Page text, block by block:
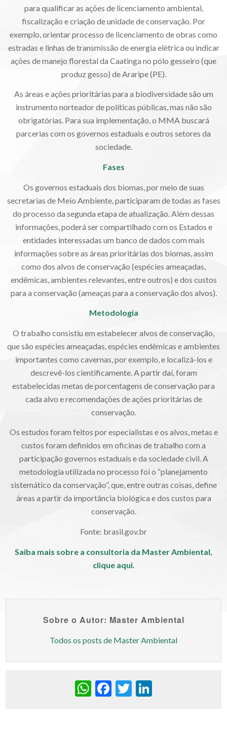
para qualificar as ações de licenciamento ambiental,
fiscalização e criação de unidade de conservação. Por
exemplo, orientar processo de licenciamento de obras como
estradas e linhas de transmissão de energia elétrica ou indicar
ações de manejo florestal da Caatinga no pólo gesseiro (que
produz gesso) de Araripe (PE).
As áreas e ações prioritárias para a biodiversidade são um
instrumento norteador de políticas públicas, mas não são
obrigatórias. Para sua implementação, o MMA buscará
parcerias com os governos estaduais e outros setores da
sociedade.
Fases
Os governos estaduais dos biomas, por meio de suas
secretarias de Meio Ambiente, participaram de todas as fases
do processo da segunda etapa de atualização. Além dessas
informações, poderá ser compartilhado com os Estados e
entidades interessadas um banco de dados com mais
informações sobre as áreas prioritárias dos biomas, assim
como dos alvos de conservação (espécies ameaçadas,
endêmicas, ambientes relevantes, entre outros) e dos custos
para a conservação (ameaças para a conservação dos alvos).
Metodologia
O trabalho consistiu em estabelecer alvos de conservação,
que são espécies ameaçadas, espécies endêmicas e ambientes
importantes como cavernas, por exemplo, e localizá-los e
descrevê-los cientificamente. A partir daí, foram
estabelecidas metas de porcentagens de conservação para
cada alvo e recomendações de ações prioritárias de
conservação.
Os estudos foram feitos por especialistas e os alvos, metas e
custos foram definidos em oficinas de trabalho com a
participação governos estaduais e da sociedade civil. A
metodologia utilizada no processo foi o “planejamento
sistemático da conservação”, que, entre outras coisas, define
áreas a partir da importância biológica e dos custos para
conservação.
Fonte: brasil.gov.br
Saiba mais sobre a consultoria da Master Ambiental,
clique aqui.
Sobre o Autor: Master Ambiental
Todos os posts de Master Ambiental
WhatsApp
Facebook
Twitter